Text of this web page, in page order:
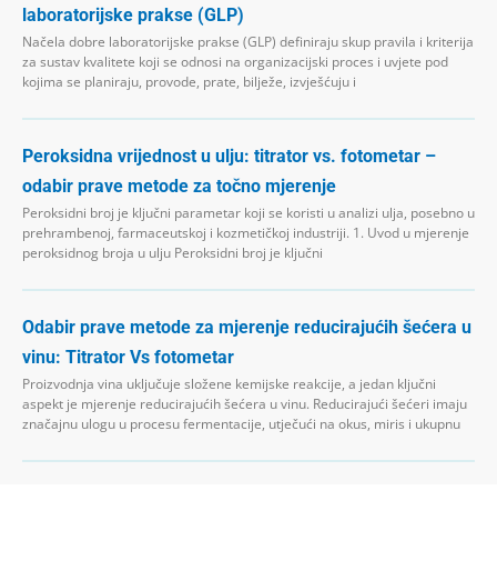
laboratorijske prakse (GLP)
Načela dobre laboratorijske prakse (GLP) definiraju skup pravila i kriterija
za sustav kvalitete koji se odnosi na organizacijski proces i uvjete pod
kojima se planiraju, provode, prate, bilježe, izvješćuju i
Peroksidna vrijednost u ulju: titrator vs. fotometar –
odabir prave metode za točno mjerenje
Peroksidni broj je ključni parametar koji se koristi u analizi ulja, posebno u
prehrambenoj, farmaceutskoj i kozmetičkoj industriji. 1. Uvod u mjerenje
peroksidnog broja u ulju Peroksidni broj je ključni
Odabir prave metode za mjerenje reducirajućih šećera u
vinu: Titrator Vs fotometar
Proizvodnja vina uključuje složene kemijske reakcije, a jedan ključni
aspekt je mjerenje reducirajućih šećera u vinu. Reducirajući šećeri imaju
značajnu ulogu u procesu fermentacije, utječući na okus, miris i ukupnu